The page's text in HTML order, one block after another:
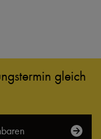
gleich